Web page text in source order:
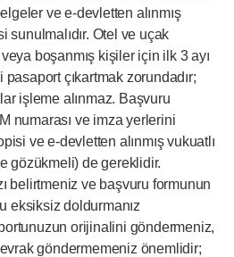
ve e-devletten alınmış
Otel ve uçak
boşanmış kişiler için ilk 3 ayı
çıkartmak zorundadır;
işleme alınmaz. Başvuru
numarası ve imza yerlerini
ve e-devletten alınmış vukuatlı
gözükmeli) de gereklidir.
belirtmeniz ve başvuru formunun
eksiksiz doldurmanız
orijinalini göndermeniz,
göndermemeniz önemlidir;